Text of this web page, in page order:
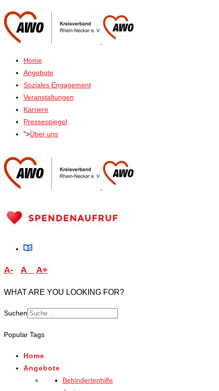
Home
Angebote
Soziales Engagement
Veranstaltungen
Karriere
Pressespiegel
">Über uns
A- A A+
WHAT ARE YOU LOOKING FOR?
Suchen
Popular Tags
Home
Angebote
Behindertenhilfe